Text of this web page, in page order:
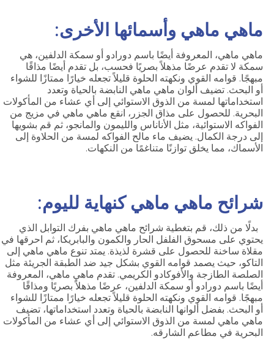
ماهي ماهي وأسمائها الأخرى:
ماهي ماهي، المعروفة أيضًا باسم دورادو أو سمكة الدلفين، هي
سمكة لا تقدم عرضًا مذهلاً بصريًا فحسب، بل تقدم أيضًا مذاقًا
مبهجًا. قوامه القوي ونكهته الحلوة قليلاً تجعله خيارًا ممتازًا للشواء
أو البحث. تضيف ألوان ماهي ماهي النابضة بالحياة وتعدد
استخداماتها لمسة من الذوق الاستوائي إلى أي عشاء من المأكولات
البحرية. للحصول على مذاق الجزر، انقع ماهي ماهي في مزيج من
الفواكه الاستوائية، مثل الأناناس والليمون والمانجو، ثم قم بشويها
إلى درجة الكمال. يضيف ماء مالح الفواكه لمسة من الحلاوة إلى
الأسماك، مما يخلق توازنًا متناغمًا من النكهات.
شرائح ماهي ماهي كنهاية لليوم:
بدلًا من ذلك، قم بتغطية شرائح ماهي ماهي بفرك التوابل الذي
يحتوي على مسحوق الفلفل الحار والكمون والبابريكا، ثم احرقها في
مقلاة ساخنة للحصول على قشرة لذيذة. يمتد تنوع ماهي ماهي إلى
التاكو، حيث يصمد قوامه القوي بشكل جيد ضد الطبقة الجريئة مثل
الصلصة الطازجة والأفوكادو الكريمي. تقدم ماهي ماهي، المعروفة
أيضًا باسم دورادو أو سمكة الدلفين، عرضًا مذهلاً بصريًا ومذاقًا
مبهجًا. قوامه القوي ونكهته الحلوة قليلاً تجعله خيارًا ممتازًا للشواء
أو البحث. بفضل ألوانها النابضة بالحياة وتعدد استخداماتها، تضيف
ماهي ماهي لمسة من الذوق الاستوائي إلى أي عشاء من المأكولات
البحرية في مطاعم الشارقه.